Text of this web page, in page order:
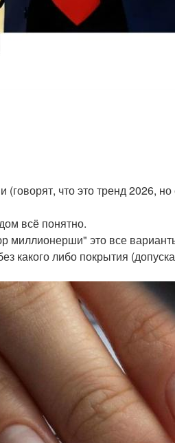
что это тренд 2026,
всё понятно.
миллионерши" это все
какого либо покрытия